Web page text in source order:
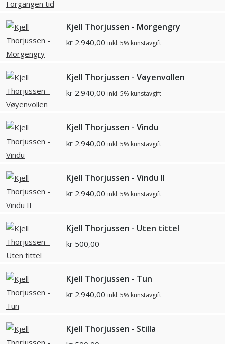
Kjell Thorjussen - Morgengry
kr 2.940,00 inkl. 5% kunstavgift
Kjell Thorjussen - Vøyenvollen
kr 2.940,00 inkl. 5% kunstavgift
Kjell Thorjussen - Vindu
kr 2.940,00 inkl. 5% kunstavgift
Kjell Thorjussen - Vindu II
kr 2.940,00 inkl. 5% kunstavgift
Kjell Thorjussen - Uten tittel
kr 500,00
Kjell Thorjussen - Tun
kr 2.940,00 inkl. 5% kunstavgift
Kjell Thorjussen - Stilla